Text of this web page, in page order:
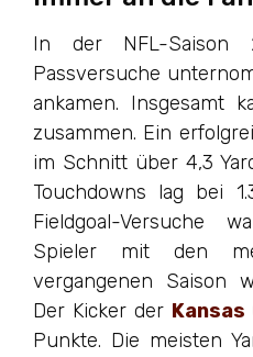
In der NFL-Saison
Passversuche
ankamen. Insgesamt
zusammen. Ein
im Schnitt über 4,3
Touchdowns lag bei
Fieldgoal-Versuche
Spieler mit den
vergangenen Saison
Der Kicker der
Punkte. Die meisten